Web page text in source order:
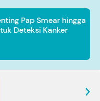
Pap Smear hingga
Deteksi Kanker